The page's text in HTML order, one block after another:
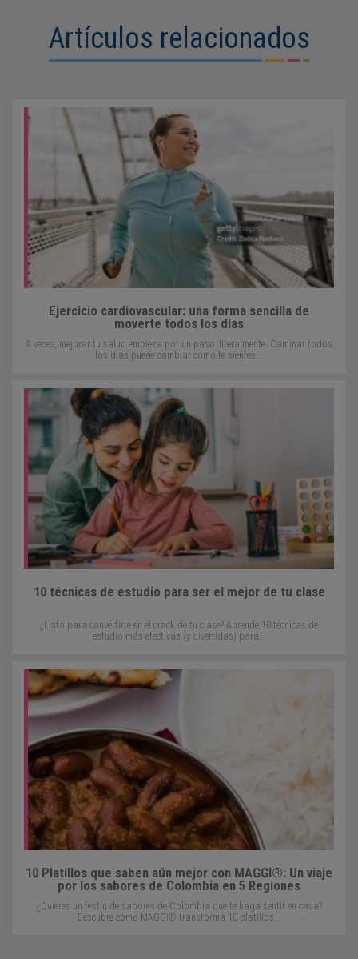
Artículos relacionados
Ejercicio cardiovascular: una forma sencilla de
moverte todos los días
A veces, mejorar tu salud empieza por un paso: literalmente. Caminar todos
los días puede cambiar cómo te sientes...
10 técnicas de estudio para ser el mejor de tu clase
¿Listo para convertirte en el crack de tu clase? Aprende 10 técnicas de
estudio más efectivas (y divertidas) para...
10 Platillos que saben aún mejor con MAGGI®: Un viaje
por los sabores de Colombia en 5 Regiones
¿Quieres un festín de sabores de Colombia que te haga sentir en casa?
Descubre cómo MAGGI® transforma 10 platillos...